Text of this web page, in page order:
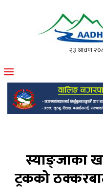
मोफसलकै लोकप्रिय अनलाइन
स्याङ्जाका
ट्रकको